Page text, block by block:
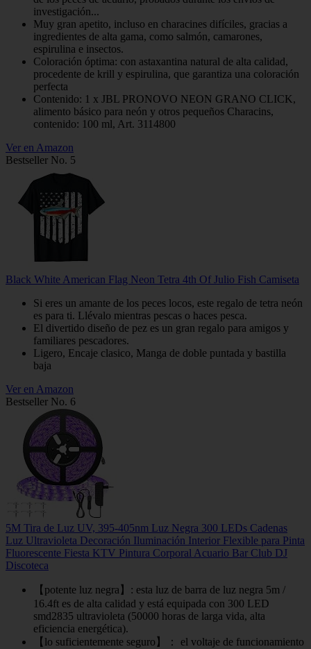
investigación...
Muy gran apetito, incluso en characines difíciles, gracias a
ingredientes de alta gama, como salmón, camarones,
espirulina e insectos.
Coloración óptima: con astaxantina natural de alta calidad,
procedente de krill y espirulina, que garantiza una coloración
perfecta
Contenido: 1 x JBL PRONOVO NEON GRANO CLICK,
alimento básico para neón y otros pequeños Characins,
contenido: 100 ml, Art. 3114800
Ver en Amazon
Bestseller No. 5
Black White American Flag Neon Tetra 4th Of Julio Fish Camiseta
Si eres un amante de los peces locos, este regalo de tetra neón
es para ti. Llévalo mientras pescas o haces pesca.
El divertido diseño de pez es un gran regalo para amigos y
familiares pescadores.
Ligero, Encaje clasico, Manga de doble puntada y bastilla
baja
Ver en Amazon
Bestseller No. 6
5M Tira de Luz UV, 395-405nm Luz Negra 300 LEDs Cadenas
Luz Ultravioleta Decoración Iluminación Interior Flexible para Pinta
Fluorescente Fiesta KTV Pintura Corporal Acuario Bar Club DJ
Discoteca
【potente luz negra】: esta luz de barra de luz negra 5m /
16.4ft es de alta calidad y está equipada con 300 LED
smd2835 ultravioleta (50000 horas de larga vida, alta
eficiencia energética).
【lo suficientemente seguro】： el voltaje de funcionamiento